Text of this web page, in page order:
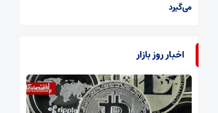
می‌گیرد
اخبار روز بازار